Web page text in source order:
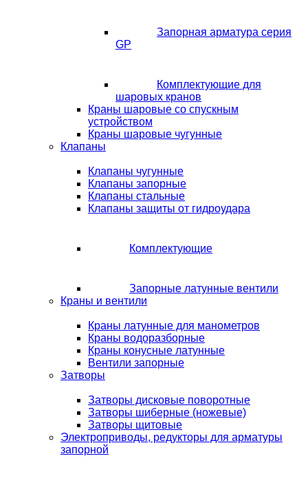
Запорная арматура серия
GP
Комплектующие для
шаровых кранов
Краны шаровые со спускным
устройством
Краны шаровые чугунные
Клапаны
Клапаны чугунные
Клапаны запорные
Клапаны стальные
Клапаны защиты от гидроудара
Комплектующие
Запорные латунные вентили
Краны и вентили
Краны латунные для манометров
Краны водоразборные
Краны конусные латунные
Вентили запорные
Затворы
Затворы дисковые поворотные
Затворы шиберные (ножевые)
Затворы щитовые
Электроприводы, редукторы для арматуры
запорной